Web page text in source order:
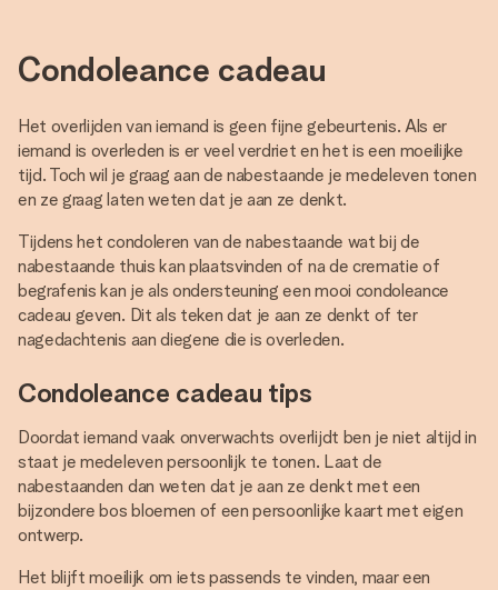
Condoleance cadeau
Het overlijden van iemand is geen fijne gebeurtenis. Als er
iemand is overleden is er veel verdriet en het is een moeilijke
tijd. Toch wil je graag aan de nabestaande je medeleven tonen
en ze graag laten weten dat je aan ze denkt.
Tijdens het condoleren van de nabestaande wat bij de
nabestaande thuis kan plaatsvinden of na de crematie of
begrafenis kan je als ondersteuning een mooi condoleance
cadeau geven. Dit als teken dat je aan ze denkt of ter
nagedachtenis aan diegene die is overleden.
Condoleance cadeau tips
Doordat iemand vaak onverwachts overlijdt ben je niet altijd in
staat je medeleven persoonlijk te tonen. Laat de
nabestaanden dan weten dat je aan ze denkt met een
bijzondere bos bloemen of een persoonlijke kaart met eigen
ontwerp.
Het blijft moeilijk om iets passends te vinden, maar een